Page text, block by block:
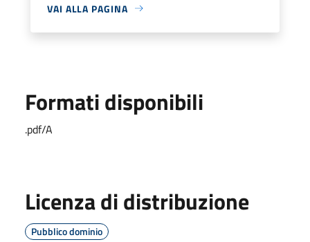
VAI ALLA PAGINA
Formati disponibili
.pdf/A
Licenza di distribuzione
Pubblico dominio